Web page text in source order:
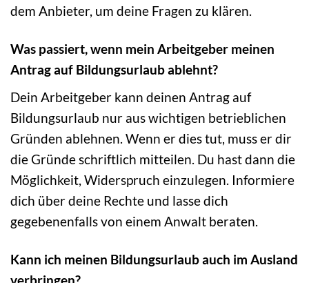
dem Anbieter, um deine Fragen zu klären.
Was passiert, wenn mein Arbeitgeber meinen
Antrag auf Bildungsurlaub ablehnt?
Dein Arbeitgeber kann deinen Antrag auf
Bildungsurlaub nur aus wichtigen betrieblichen
Gründen ablehnen. Wenn er dies tut, muss er dir
die Gründe schriftlich mitteilen. Du hast dann die
Möglichkeit, Widerspruch einzulegen. Informiere
dich über deine Rechte und lasse dich
gegebenenfalls von einem Anwalt beraten.
Kann ich meinen Bildungsurlaub auch im Ausland
verbringen?